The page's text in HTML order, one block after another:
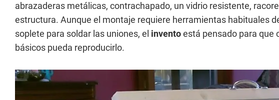
abrazaderas metálicas, contrachapado, un vidrio resistente,
estructura. Aunque el montaje requiere herramientas habituales
soplete para soldar las uniones, el inventoestá pensado para que
básicos pueda reproducirlo.